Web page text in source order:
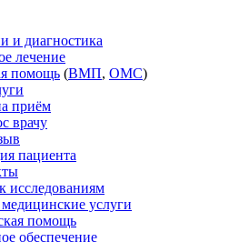
и диагностика
лечение
помощь (ВМП, ОМС)
приём
врачу
пациента
исследованиям
услуги
помощь
обеспечение